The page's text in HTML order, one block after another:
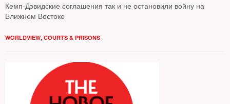
Кемп-Дэвидские соглашения так и не остановили войну на
Ближнем Востоке
WORLDVIEW, COURTS & PRISONS